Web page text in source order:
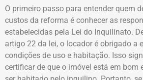
O primeiro passo para entender quem
custos da reforma é conhecer as
estabelecidas pela Lei do Inquilinato.
artigo 22 da lei, o locador é obrigado a
condições de uso e habitação. Isso
certificar de que o imóvel está em bom